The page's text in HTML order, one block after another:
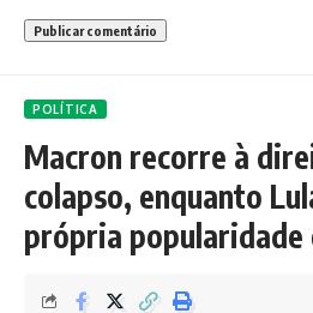
POLÍTICA
Macron recorre à
colapso, enquanto
própria popularidade